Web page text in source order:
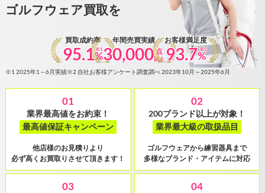
ゴルフウェア買取を
買取成約率
95.1※1
%
年間売買実績
30,000 点
以上
お客様満足度
93.7 ※2
%
※1 2025年1～6月実績※2 自社お客様アンケート調査調べ 2023年10月～2025年6月
01
業界最高値をお約束！
最高値保証キャンペーン
他店様のお見積りより
必ず高くお買取りさせて頂きます！
02
200ブランド以上が対象！
業界最大級の取扱品目
ゴルフウェアから練習器具まで
多様なブランド・アイテムに対応
03 04